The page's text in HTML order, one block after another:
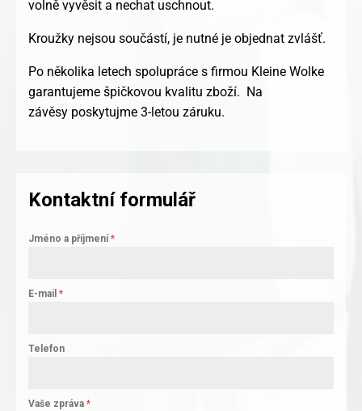
volně vyvěsit a nechat uschnout.
Kroužky nejsou součástí, je nutné je objednat zvlášť.
Po několika letech spolupráce s firmou Kleine Wolke
garantujeme špičkovou kvalitu zboží. Na
závěsy poskytujme 3-letou záruku.
Kontaktní formulář
Jméno a příjmení*
E-mail *
Telefon
Vaše zpráva *